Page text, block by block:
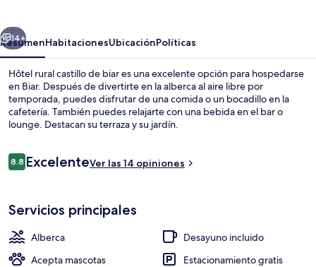
biar
Siguiente
14+
ResumenHabitacionesUbicaciónPolíticas
Hôtel rural castillo de biar es una excelente opción para hospedarse
en Biar. Después de divertirte en la alberca al aire libre por
temporada, puedes disfrutar de una comida o un bocadillo en la
cafetería. También puedes relajarte con una bebida en el bar o
lounge. Destacan su terraza y su jardín.
Opiniones
8.88.8 de 10,
ExcelenteVer las 14 opiniones
Servicios principales
Alberca
Desayuno incluido
Acepta mascotas
Estacionamiento gratis